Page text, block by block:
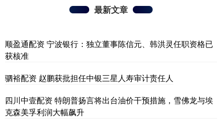
最新文章
顺盈通配资 宁波银行：独立董事陈信元、韩洪灵任职资格已
获核准
驷裕配资 赵鹏获批担任中银三星人寿审计责任人
四川中壹配资 特朗普扬言将出台油价干预措施，雪佛龙与埃
克森美孚利润大幅飙升